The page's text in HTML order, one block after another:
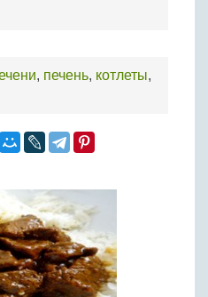
, печень, котлеты,